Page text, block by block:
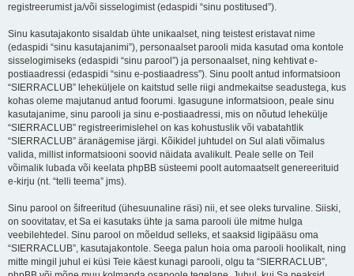
registreerumist ja/või sisselogimist (edaspidi “sinu postitused”).
Sinu kasutajakonto sisaldab ühte unikaalset, ning teistest eristavat nime
(edaspidi “sinu kasutajanimi”), personaalset parooli mida kasutad oma kontole
sisselogimiseks (edaspidi “sinu parool”) ja personaalset, ning kehtivat e-
postiaadressi (edaspidi “sinu e-postiaadress”). Sinu poolt antud informatsioon
“SIERRACLUB” leheküljele on kaitstud selle riigi andmekaitse seadustega, kus
kohas oleme majutanud antud foorumi. Igasugune informatsioon, peale sinu
kasutajanime, sinu parooli ja sinu e-postiaadressi, mis on nõutud lehekülje
“SIERRACLUB” registreerimislehel on kas kohustuslik või vabatahtlik
“SIERRACLUB” äranägemise järgi. Kõikidel juhtudel on Sul alati võimalus
valida, millist informatsiooni soovid näidata avalikult. Peale selle on Teil
võimalik lubada või keelata phpBB süsteemi poolt automaatselt genereerituid
e-kirju (nt. “telli teema” jms).
Sinu parool on šifreeritud (ühesuunaline räsi) nii, et see oleks turvaline. Siiski,
on soovitatav, et Sa ei kasutaks ühte ja sama parooli üle mitme hulga
veebilehtedel. Sinu parool on mõeldud selleks, et saaksid ligipääsu oma
“SIERRACLUB”, kasutajakontole. Seega palun hoia oma parooli hoolikalt, ning
mitte mingil juhul ei küsi Teie käest kunagi parooli, olgu ta “SIERRACLUB”,